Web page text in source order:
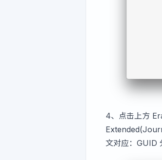
4、点击上方
文对应：GUID